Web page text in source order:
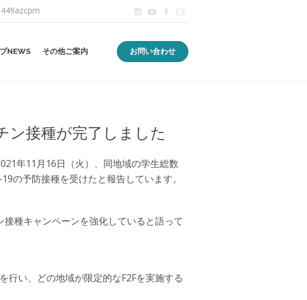
お問い合わせ
NEWS その他ご案内
ン接種が完了しました
年11月16日（火）、同地域の学生総数
の予防接種を受けたと報告しています。
種キャンペーンを強化していると語って
行い、どの地域が限定的なF2Fを実施する